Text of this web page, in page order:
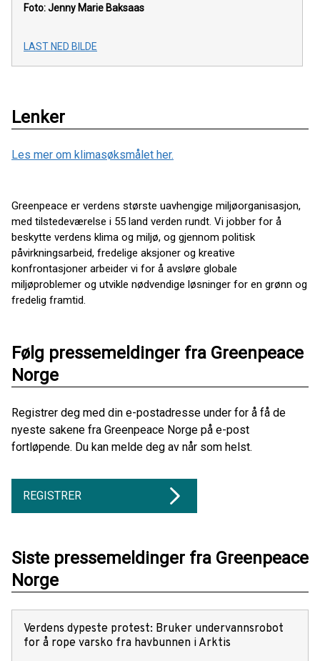
Foto: Jenny Marie Baksaas
LAST NED BILDE
Lenker
Les mer om klimasøksmålet her.
Greenpeace er verdens største uavhengige miljøorganisasjon,
med tilstedeværelse i 55 land verden rundt. Vi jobber for å
beskytte verdens klima og miljø, og gjennom politisk
påvirkningsarbeid, fredelige aksjoner og kreative
konfrontasjoner arbeider vi for å avsløre globale
miljøproblemer og utvikle nødvendige løsninger for en grønn og
fredelig framtid.
Følg pressemeldinger fra Greenpeace
Norge
Registrer deg med din e-postadresse under for å få de
nyeste sakene fra Greenpeace Norge på e-post
fortløpende. Du kan melde deg av når som helst.
REGISTRER
Siste pressemeldinger fra Greenpeace
Norge
Verdens dypeste protest: Bruker undervannsrobot
for å rope varsko fra havbunnen i Arktis